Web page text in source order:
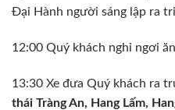
Đại Hành người sáng lập ra
12:00 Quý khách nghỉ ngơi
13:30 Xe đưa Quý khách ra
thái Tràng An, Hang Lấm,